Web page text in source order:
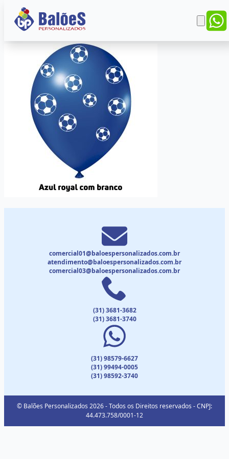
comercial01@baloespersonalizados.com.br
atendimento@baloespersonalizados.com.br
comercial03@baloespersonalizados.com.br
(31) 3681-3682
(31) 3681-3740
(31) 98579-6627
(31) 99494-0005
(31) 98592-3740
© Balões Personalizados 2026 - Todos os Direitos reservados - CNPJ:
44.473.758/0001-12